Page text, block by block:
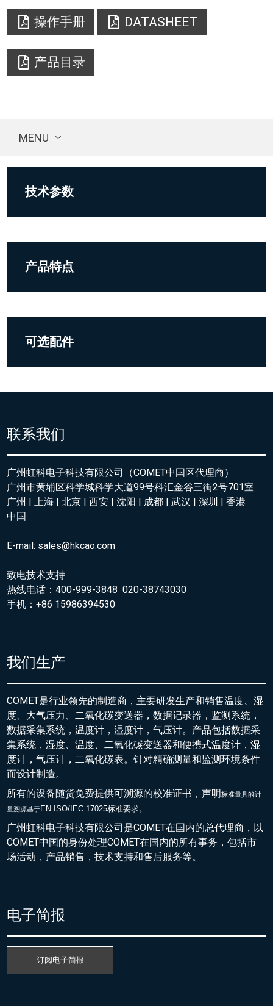
操作手册 DATASHEET
产品目录
MENU
技术参数
产品特点
可选配件
联系我们
广州虹科电子科技有限公司（COMET中国区代理商）
广州市黄埔区科学城科学大道99号科汇金谷三街2号701室
广州 | 上海 | 北京 | 西安 | 沈阳 | 成都 | 武汉 | 深圳 | 香港
中国
E-mail: sales@hkcao.com
致电技术支持
热线电话：400-999-3848 020-38743030
手机：+86 15986394530
我们生产
COMET是行业领先的制造商，主要研发生产和销售温度、湿
度、大气压力、二氧化碳变送器，数据记录器，监测系统，
数据采集系统，温度计，湿度计，气压计。产品包括数据采
集系统，湿度、温度、二氧化碳变送器和便携式温度计，湿
度计，气压计，二氧化碳表。针对精确测量和监测环境条件
而设计制造。
所有的设备随货免费提供可溯源的校准证书，声明标准量具的计
量溯源基于EN ISO/IEC 17025标准要求。
广州虹科电子科技有限公司是COMET在国内的总代理商，以
COMET中国的身份处理COMET在国内的所有事务，包括市
场活动，产品销售，技术支持和售后服务等。
电子简报
订阅电子简报